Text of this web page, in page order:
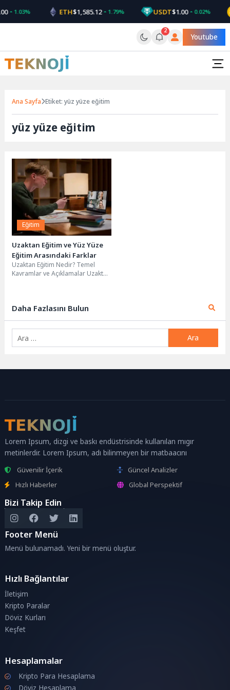
to
content
1.03% ETH$1,585.12 1.79% USDT$1.00 0.02%
2
Youtube
Ana Sayfa Etiket: yüz yüze eğitim
yüz yüze eğitim
Eğitim
Uzaktan Eğitim ve Yüz Yüze
Eğitim Arasındaki Farklar
Uzaktan Eğitim Nedir? Temel
Kavramlar ve Açıklamalar Uzaktan
Daha Fazlasını Bulun
Lorem Ipsum, dizgi ve baskı endüstrisinde kullanılan mıgır
metinlerdir. Lorem Ipsum, adı bilinmeyen bir matbaacını
Güvenilir İçerik
Güncel Analizler
Hızlı Haberler
Global Perspektif
Bizi Takip Edin
Footer Menü
Menü bulunamadı. Yeni bir menü oluştur.
Hızlı Bağlantılar
İletişim
Kripto Paralar
Döviz Kurları
Keşfet
Hesaplamalar
Kripto Para Hesaplama